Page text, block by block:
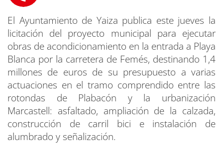
El Ayuntamiento de Yaiza publica este jueves la
licitación del proyecto municipal para ejecutar
obras de acondicionamiento en la entrada a Playa
Blanca por la carretera de Femés, destinando 1,4
millones de euros de su presupuesto a varias
actuaciones en el tramo comprendido entre las
rotondas de Plabacón y la urbanización
Marcastell: asfaltado, ampliación de la calzada,
construcción de carril bici e instalación de
alumbrado y señalización.